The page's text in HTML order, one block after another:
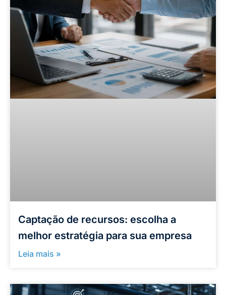
Captação de recursos: escolha a
melhor estratégia para sua empresa
Leia mais »